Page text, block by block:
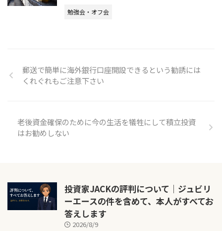
勉強会・オフ会
郵送で簡単に海外銀行口座開設できるという勧誘には
くれぐれもご注意下さい
老後資金確保のために今の生活を犠牲にして積立投資
はお勧めしない
投資家JACKの評判について｜ジュビリ
ーエースの件を含めて、本人がすべてお
答えします
2026/8/9